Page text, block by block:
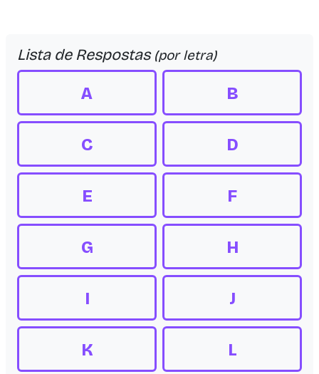
Lista de Respostas (por letra)
A B
C D
E F
G H
I J
K L